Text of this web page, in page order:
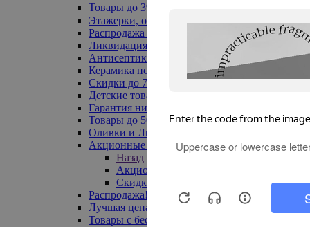
Товары до 399₽
Этажерки, обувницы
Распродажа текстиля до -50%
Ликвидация до -70%
Антисептики
Керамика по 129 руб
Скидки до 70%
Детские товары
Гарантия низкой цены
Товары до 500 руб
Оливки и Лимоны
Акционные товары
Назад
Акционные товары
Скидка 20% по промокоду
Распродажа! Ульяновск до -70%
Лучшая цена
Товары с бесплатной доставкой